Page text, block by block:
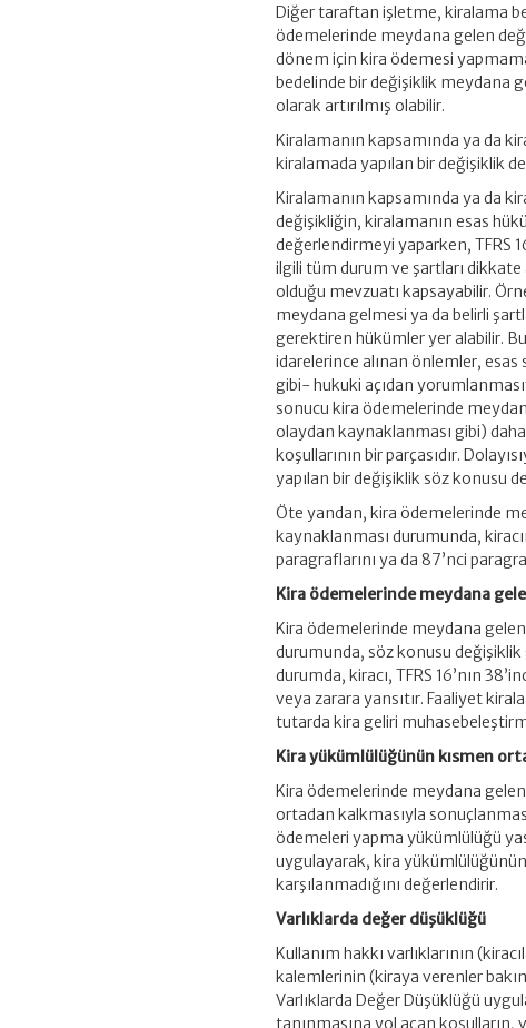
Diğer taraftan işletme, kiralama
ödemelerinde meydana gelen
dönem için kira ödemesi
bedelinde bir değişiklik meydana
olarak artırılmış olabilir.
Kiralamanın kapsamında ya da
kiralamada yapılan bir değişiklik
Kiralamanın kapsamında ya da
değişikliğin, kiralamanın esas
değerlendirmeyi yaparken, TFRS
ilgili tüm durum ve şartları
olduğu mevzuatı kapsayabilir.
meydana gelmesi ya da belirli
gerektiren hükümler yer alabilir.
idarelerince alınan önlemler,
gibi- hukuki açıdan
sonucu kira ödemelerinde
olaydan kaynaklanması gibi)
koşullarının bir parçasıdır.
yapılan bir değişiklik söz konusu
Öte yandan, kira ödemelerinde
kaynaklanması durumunda,
paragraflarını ya da 87’nci
Kira ödemelerinde meydana
Kira ödemelerinde meydana
durumunda, söz konusu
durumda, kiracı, TFRS 16’nın
veya zarara yansıtır. Faaliyet
tutarda kira geliri
Kira yükümlülüğünün kısmen
Kira ödemelerinde meydana
ortadan kalkmasıyla
ödemeleri yapma yükümlülüğü
uygulayarak, kira yükümlülüğünün
karşılanmadığını değerlendirir.
Varlıklarda değer düşüklüğü
Kullanım hakkı varlıklarının
kalemlerinin (kiraya verenler
Varlıklarda Değer Düşüklüğü
tanınmasına yol açan koşulların,